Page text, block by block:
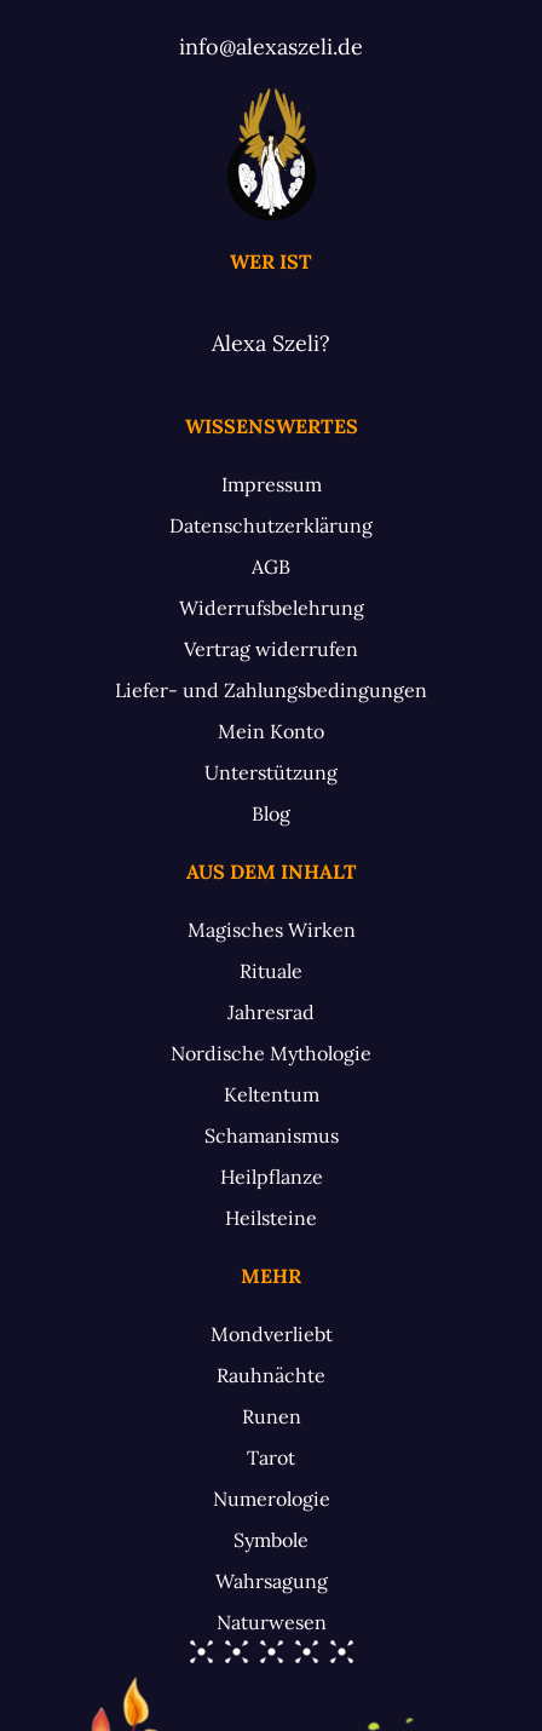
info@alexaszeli.de
WER IST
Alexa Szeli?
WISSENSWERTES
Impressum
Datenschutzerklärung
AGB
Widerrufsbelehrung
Vertrag widerrufen
Liefer- und Zahlungsbedingungen
Mein Konto
Unterstützung
Blog
AUS DEM INHALT
Magisches Wirken
Rituale
Jahresrad
Nordische Mythologie
Keltentum
Schamanismus
Heilpflanze
Heilsteine
MEHR
Mondverliebt
Rauhnächte
Runen
Tarot
Numerologie
Symbole
Wahrsagung
Naturwesen